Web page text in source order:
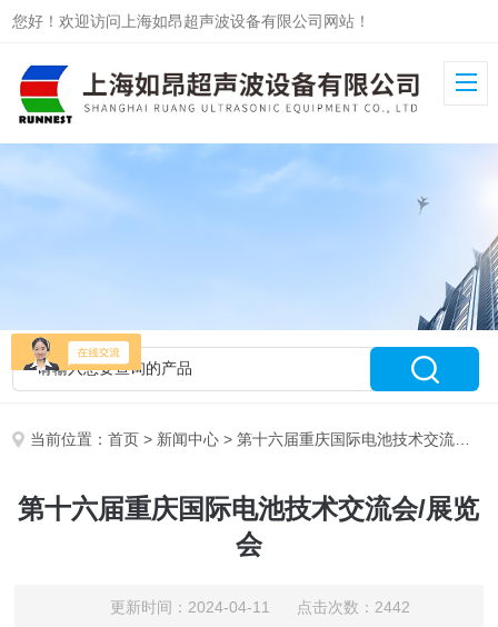
您好！欢迎访问上海如昂超声波设备有限公司网站！
当前位置：首页 > 新闻中心 > 第十六届重庆国际电池技术交流会/展览会
第十六届重庆国际电池技术交流会/展览
会
更新时间：2024-04-11 点击次数：2442